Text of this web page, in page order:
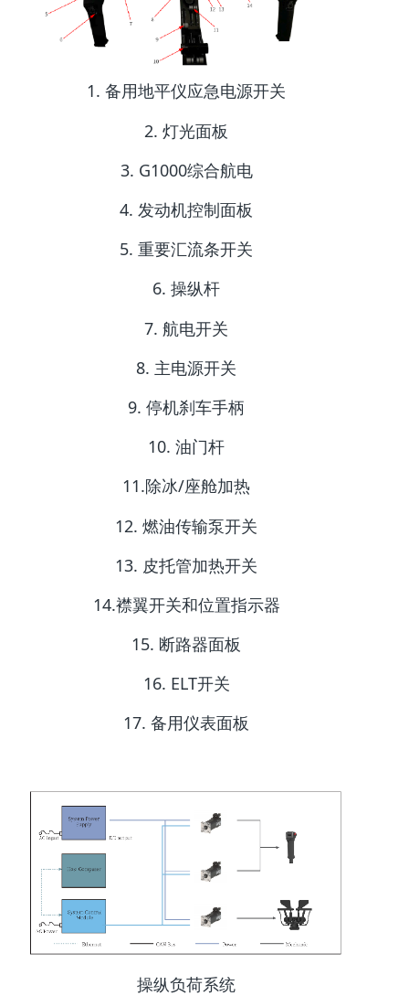
1. 备用地平仪应急电源开关
2. 灯光面板
3. G1000综合航电
4. 发动机控制面板
5. 重要汇流条开关
6. 操纵杆
7. 航电开关
8. 主电源开关
9. 停机刹车手柄
10. 油门杆
11.除冰/座舱加热
12. 燃油传输泵开关
13. 皮托管加热开关
14.襟翼开关和位置指示器
15. 断路器面板
16. ELT开关
17. 备用仪表面板
操纵负荷系统